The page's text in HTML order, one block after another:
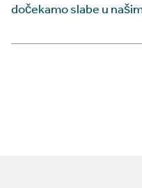
dočekamo slabe u